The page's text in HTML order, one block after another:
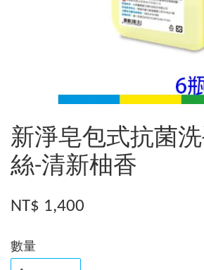
新淨皂包式抗菌
絲-清新柚香
NT$ 1,400
數量